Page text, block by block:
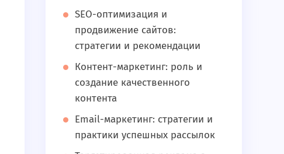
SEO-оптимизация и
продвижение сайтов:
стратегии и рекомендации
Контент-маркетинг: роль и
создание качественного
контента
Email-маркетинг: стратегии и
практики успешных рассылок